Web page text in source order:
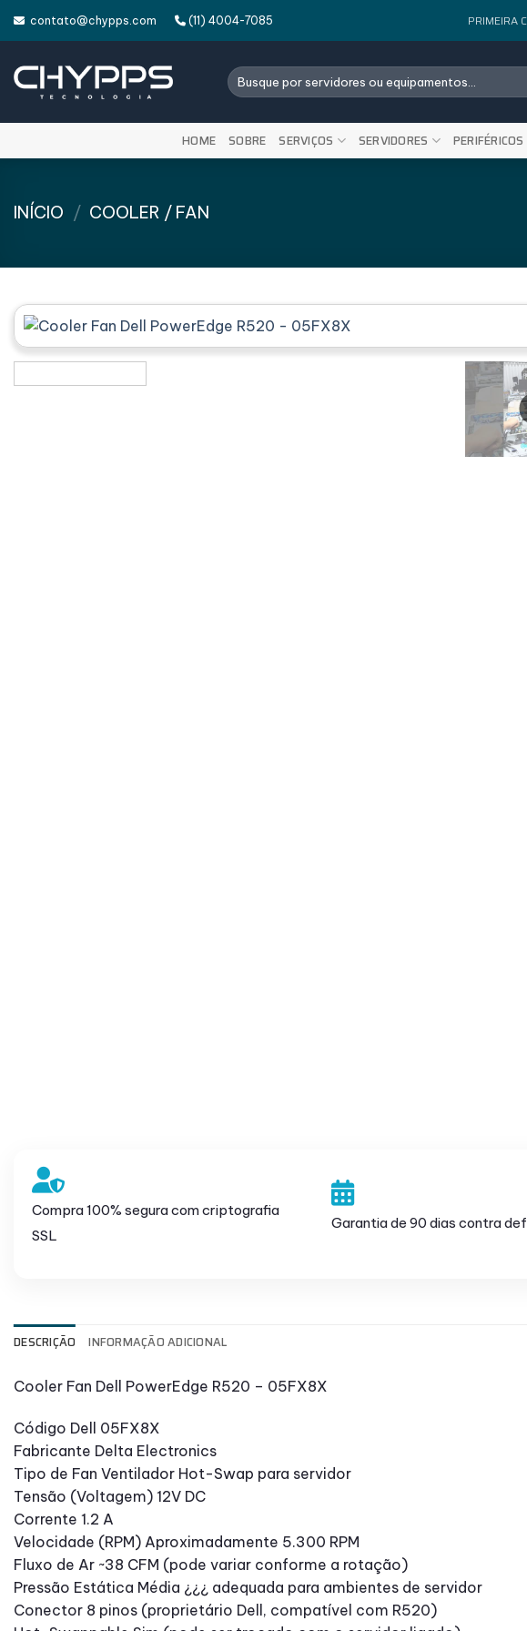
contato@chypps.com (11) 4004-7085 PRIMEIRA
Pesquisar
por:
HOME SOBRE SERVIÇOS SERVIDORES PERIFÉRICOS
INÍCIO / COOLER / FAN
Compra 100% segura com criptografia
SSL
Garantia de 90 dias contra
DESCRIÇÃO INFORMAÇÃO ADICIONAL
Cooler Fan Dell PowerEdge R520 – 05FX8X
Código Dell 05FX8X
Fabricante Delta Electronics
Tipo de Fan Ventilador Hot-Swap para servidor
Tensão (Voltagem) 12V DC
Corrente 1.2 A
Velocidade (RPM) Aproximadamente 5.300 RPM
Fluxo de Ar ~38 CFM (pode variar conforme a rotação)
Pressão Estática Média ¿¿¿ adequada para ambientes de servidor
Conector 8 pinos (proprietário Dell, compatível com R520)